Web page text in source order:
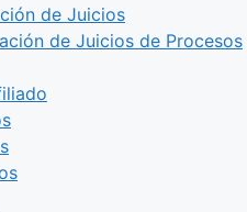
de Juicios
de Juicios de Procesos